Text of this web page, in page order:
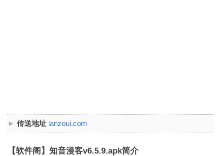
传送地址 lanzoui.com
【软件阁】知音漫客v6.5.9.apk简介